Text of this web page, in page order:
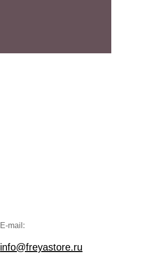
E-mail:
info@freyastore.ru